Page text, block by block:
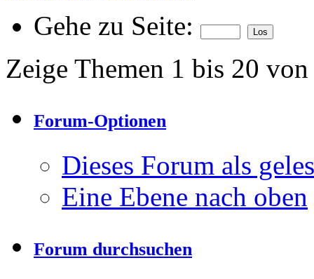
Gehe zu Seite:
Zeige Themen 1 bis 20
Forum-Optionen
Dieses Forum als
Eine Ebene nach oben
Forum durchsuchen